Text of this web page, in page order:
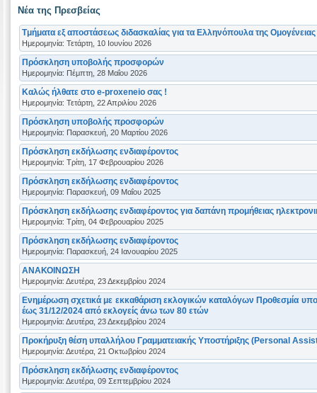
Νέα της Πρεσβείας
Tμήματα εξ αποστάσεως διδασκαλίας για τα Ελληνόπουλα της
Ημερομηνία: Τετάρτη, 10 Ιουνίου 2026
Πρόσκληση υποβολής προσφορών
Ημερομηνία: Πέμπτη, 28 Μαΐου 2026
Καλώς ήλθατε στο e-proxeneio σας !
Ημερομηνία: Τετάρτη, 22 Απριλίου 2026
Πρόσκληση υποβολής προσφορών
Ημερομηνία: Παρασκευή, 20 Μαρτίου 2026
Πρόσκληση εκδήλωσης ενδιαφέροντος
Ημερομηνία: Τρίτη, 17 Φεβρουαρίου 2026
Πρόσκληση εκδήλωσης ενδιαφέροντος
Ημερομηνία: Παρασκευή, 09 Μαΐου 2025
Πρόσκληση εκδήλωσης ενδιαφέροντος για δαπάνη προμήθειας
Ημερομηνία: Τρίτη, 04 Φεβρουαρίου 2025
Πρόσκληση εκδήλωσης ενδιαφέροντος
Ημερομηνία: Παρασκευή, 24 Ιανουαρίου 2025
ΑΝΑΚΟΙΝΩΣΗ
Ημερομηνία: Δευτέρα, 23 Δεκεμβρίου 2024
Ενημέρωση σχετικά με εκκαθάριση εκλογικών καταλόγων Προθεσμία
έως 31/12/2024 από εκλογείς άνω των 80 ετών
Ημερομηνία: Δευτέρα, 23 Δεκεμβρίου 2024
Προκήρυξη θέση υπαλλήλου Γραμματειακής Υποστήριξης (Personal
Ημερομηνία: Δευτέρα, 21 Οκτωβρίου 2024
Πρόσκληση εκδήλωσης ενδιαφέροντος
Ημερομηνία: Δευτέρα, 09 Σεπτεμβρίου 2024